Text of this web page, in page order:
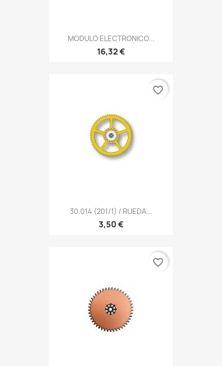
MODULO ELECTRONICO...
16,32 €
30.014 (201/1) / RUEDA...
3,50 €
favorite_border
favorite_border